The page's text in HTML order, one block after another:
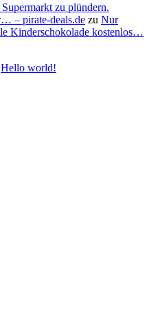
zu plündern.
– pirate-deals.de zu Nur
Kinderschokolade kostenlos…
Hello world!